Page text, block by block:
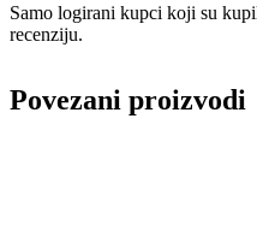
Samo logirani kupci koji su
recenziju.
Povezani proizvodi